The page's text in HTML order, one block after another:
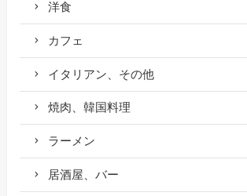
洋食
カフェ
イタリアン、その他
焼肉、韓国料理
ラーメン
居酒屋、バー